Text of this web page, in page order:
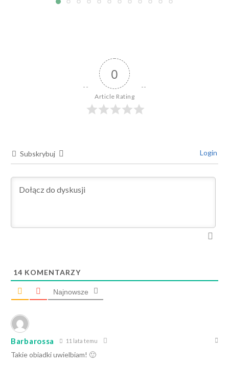
0
Article Rating
Subskrybuj Login
14 KOMENTARZY
Najnowsze
Barbarossa 11 lata temu
Takie obiadki uwielbiam! 🙂